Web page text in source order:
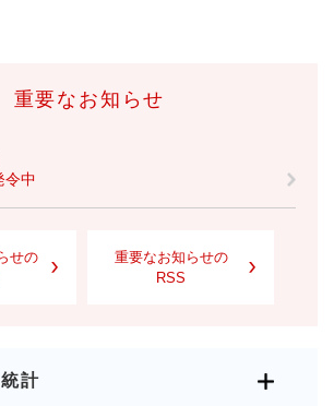
重要なお知らせ
令中
せの
重要なお知らせの
RSS
計